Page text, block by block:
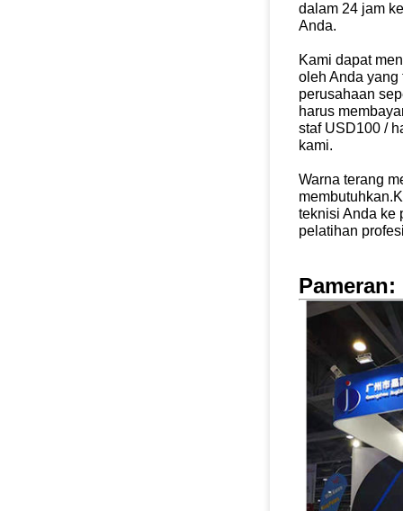
dalam 24 jam
Anda.
Kami dapat
oleh Anda yang
perusahaan
harus
staf USD100 /
kami.
Warna terang
teknisi Anda ke
pelatihan
Pameran: